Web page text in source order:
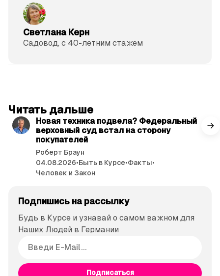
Светлана Керн
Садовод, с 40-летним стажем
Читать дальше
Новая техника подвела? Федеральный
верховный суд встал на сторону
покупателей
Роберт Браун
04.08.2026•Быть в Курсе•Факты•
Человек и Закон
Подпишись на рассылку
Будь в Курсе и узнавай о самом важном для
Наших Людей в Германии
Подписаться